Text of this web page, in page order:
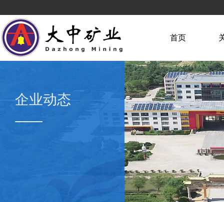
首页
企业动态